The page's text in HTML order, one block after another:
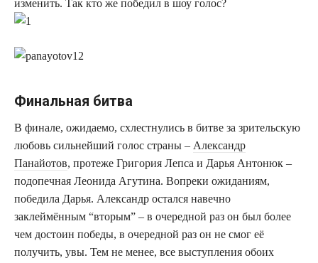
изменить. Так кто же победил в шоу голос?
Финальная битва
В финале, ожидаемо, схлестнулись в битве за зрительскую
любовь сильнейший голос страны – Александр
Панайотов, протеже Григория Лепса и Дарья Антонюк –
подопечная Леонида Агутина. Вопреки ожиданиям,
победила Дарья. Александр остался навечно
заклеймённым “вторым” – в очередной раз он был более
чем достоин победы, в очередной раз он не смог её
получить, увы. Тем не менее, все выступления обоих